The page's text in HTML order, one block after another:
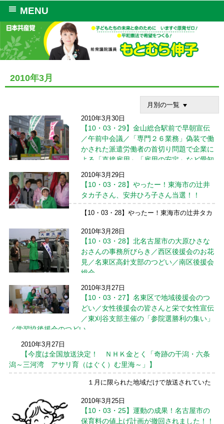
MENU
2010年3月
月別の一覧
2010年3月30日
【10・03・29】金山総合駅前で早朝宣伝
／午前中会議／「専門２６業務」偽装で働
かされた派遣労働者の首切り問題で企業に
よる「直接雇用」「雇用の安定」など愛知
労働局へ要望
金山総合駅前で早朝宣伝 ３月２９日、金山
総合駅前で早朝宣伝。八田ひろ子元参院議
ばってください」という若い方や、何か話し
ん読みたいんだけど」 ...
2010年3月29日
【10・03・28】やったー！東海市の辻井
タカ子さん、安井ひろ子さん当選！！
【10・03・28】やったー！東海市の辻井タカ
日開票の東海市会議員選挙。日本共産党の辻
井タカ子さん、安井ひろ子さんが当選しまし
た。 新日鉄の企業城下町の東海市。豊かな
財政をくら ...続きを読む →
2010年3月28日
【10・03・28】北名古屋市の大原ひさな
おさんの事務所びらき／西区後援会のお花
見／名東区高針支部のつどい／南区後援会
総会
がんばれ！大原ひさなおさん 北名古屋市で
事務所びらき ３月２８日、朝は、北名古屋
市の大原ひさなおさんの事務所びらきに行
き、応援のごあいさつをさせていただきまし
た。 大原ひさなおさんは、地域の方々に、
2010年3月27日
【10・03・27】名東区で地域後援会のつ
どい／女性後援会の皆さんと栄で女性宣伝
／東刈谷支部主催の「参院選勝利の集い」
／学習協後援会のつどい
の２つの地域後援会が共同で開いてくださっ
たつどいに参加し、皆さんと交流しました。
田中せつ子前名古屋市議も参加し、お話をし
ました。 「お金があるところには、またお
2010年3月27日
【今度は全国放送決定！ ＮＨＫ金とく「奇跡の干潟・六条
潟～三河湾 アサリ育（はぐく）む里海～」】
１月に限られた地域だけで放送されていた
河湾アサリ育む里海～」が、今度は全国放送
することになったそうです。 多くの皆さん
に是非観ていただきたいのでお知らせいたし
2010年3月25日
【10・03・25】運動の成果！名古屋市の
保育料の値上げ計画が撤回されました！！